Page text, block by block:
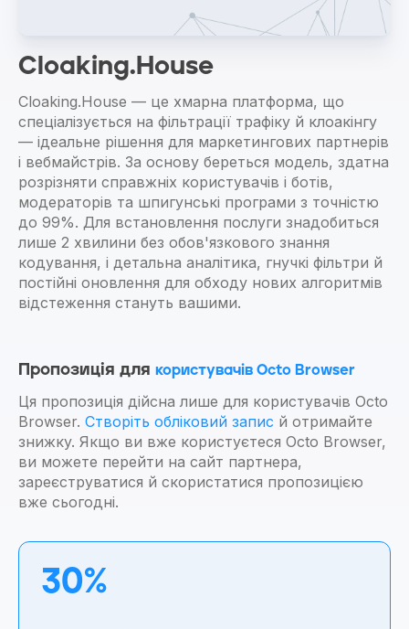
Cloaking.House
Cloaking.House — це хмарна платформа, що
спеціалізується на фільтрації трафіку й клоакінгу
— ідеальне рішення для маркетингових партнерів
і вебмайстрів. За основу береться модель, здатна
розрізняти справжніх користувачів і ботів,
модераторів та шпигунські програми з точністю
до 99%. Для встановлення послуги знадобиться
лише 2 хвилини без обов'язкового знання
кодування, і детальна аналітика, гнучкі фільтри й
постійні оновлення для обходу нових алгоритмів
відстеження стануть вашими.
Пропозиція для користувачів Octo Browser
Ця пропозиція дійсна лише для користувачів Octo
Browser. Створіть обліковий запис й отримайте
знижку. Якщо ви вже користуєтеся Octo Browser,
ви можете перейти на сайт партнера,
зареєструватися й скористатися пропозицією
вже сьогодні.
30%